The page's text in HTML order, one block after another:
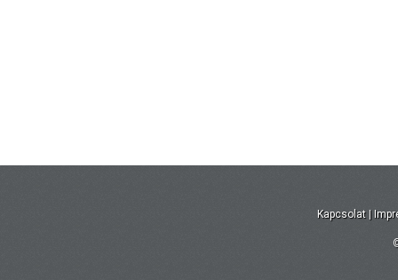
Kapcsolat |